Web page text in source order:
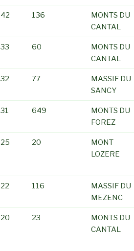
136
MONTS DU
CANTAL
60
MONTS DU
CANTAL
77
MASSIF DU
SANCY
649
MONTS DU
FOREZ
20
MONT
LOZERE
116
MASSIF DU
MEZENC
23
MONTS DU
CANTAL